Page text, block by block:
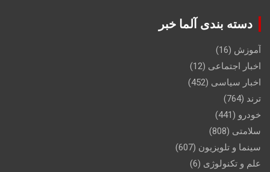
دسته بندی آلما خبر
آموزش (16)
اخبار اجتماعی (12)
اخبار سیاسی (452)
ترند (764)
خودرو (441)
سلامتی (808)
سینما و تلویزیون (607)
علم و تکنولوژی (6)